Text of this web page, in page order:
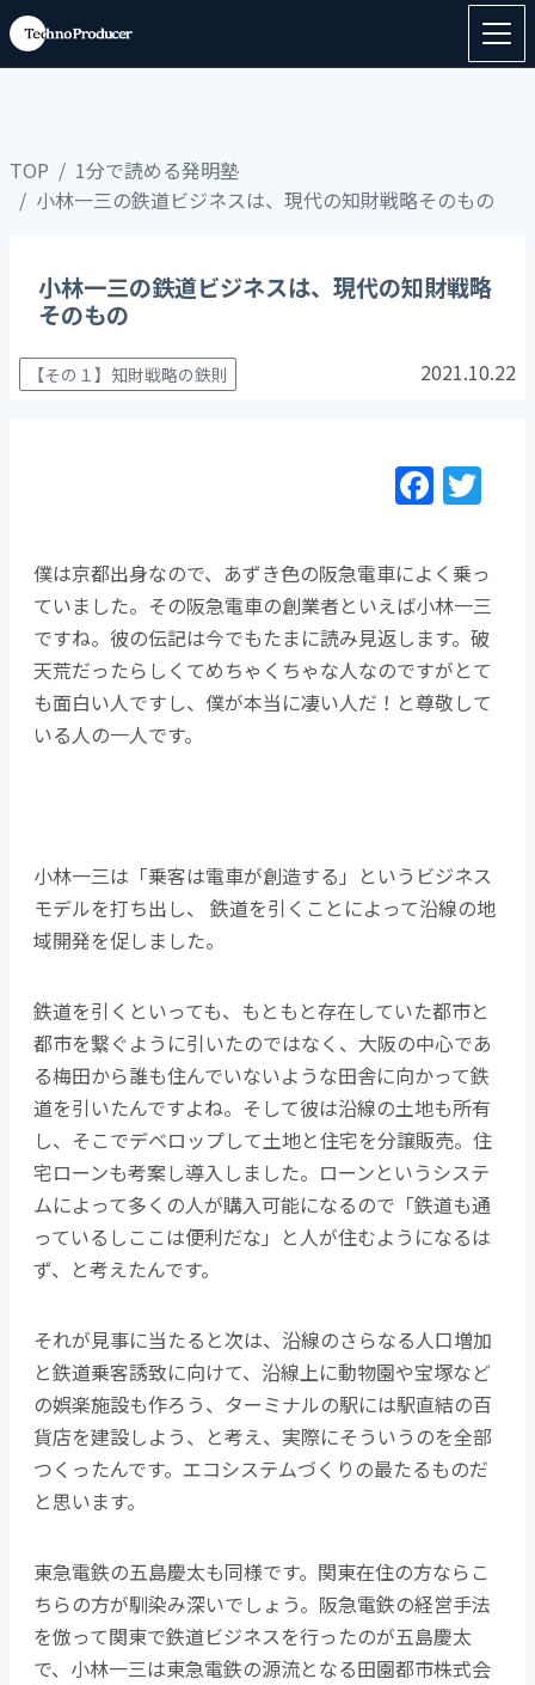
TOP
1分で読める発明塾
小林一三の鉄道ビジネスは、現代の知財戦略そのもの
小林一三の鉄道ビジネスは、現代の知財戦略
そのもの
【その１】知財戦略の鉄則 2021.10.22
F
a
c
e
b
o
o
er
僕は京都出身なので、あずき色の阪急電車によく乗っ
ていました。その阪急電車の創業者といえば小林一三
ですね。彼の伝記は今でもたまに読み見返します。破
天荒だったらしくてめちゃくちゃな人なのですがとて
も面白い人ですし、僕が本当に凄い人だ！と尊敬して
いる人の一人です。
小林一三は「乗客は電車が創造する」というビジネス
モデルを打ち出し、 鉄道を引くことによって沿線の地
域開発を促しました。
鉄道を引くといっても、もともと存在していた都市と
都市を繋ぐように引いたのではなく、大阪の中心であ
る梅田から誰も住んでいないような田舎に向かって鉄
道を引いたんですよね。そして彼は沿線の土地も所有
し、そこでデベロップして土地と住宅を分譲販売。住
宅ローンも考案し導入しました。ローンというシステ
ムによって多くの人が購入可能になるので「鉄道も通
っているしここは便利だな」と人が住むようになるは
ず、と考えたんです。
それが見事に当たると次は、沿線のさらなる人口増加
と鉄道乗客誘致に向けて、沿線上に動物園や宝塚など
の娯楽施設も作ろう、ターミナルの駅には駅直結の百
貨店を建設しよう、と考え、実際にそういうのを全部
つくったんです。エコシステムづくりの最たるものだ
と思います。
東急電鉄の五島慶太も同様です。関東在住の方ならこ
ちらの方が馴染み深いでしょう。阪急電鉄の経営手法
を倣って関東で鉄道ビジネスを行ったのが五島慶太
で、小林一三は東急電鉄の源流となる田園都市株式会